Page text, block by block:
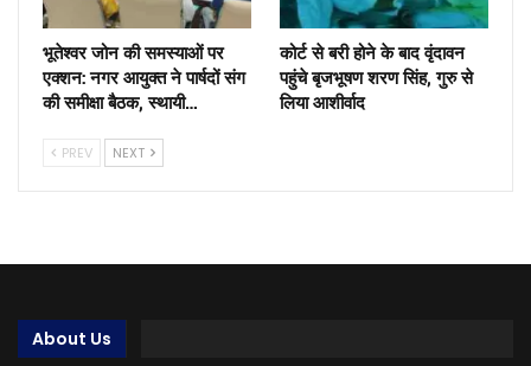
भूतेश्वर जोन की समस्याओं पर
एक्शन: नगर आयुक्त ने पार्षदों संग
की समीक्षा बैठक, स्थायी…
कोर्ट से बरी होने के बाद वृंदावन
पहुंचे बृजभूषण शरण सिंह, गुरु से
लिया आशीर्वाद
PREV NEXT
About Us